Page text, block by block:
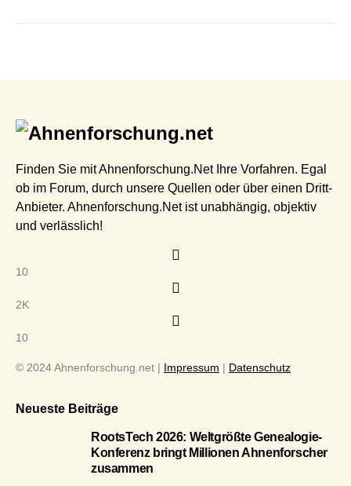
Finden Sie mit Ahnenforschung.Net Ihre Vorfahren. Egal
ob im Forum, durch unsere Quellen oder über einen Dritt-
Anbieter. Ahnenforschung.Net ist unabhängig, objektiv
und verlässlich!
10
2K
10
© 2024 Ahnenforschung.net | Impressum | Datenschutz
Neueste Beiträge
RootsTech 2026: Weltgrößte Genealogie-
Konferenz bringt Millionen Ahnenforscher
zusammen